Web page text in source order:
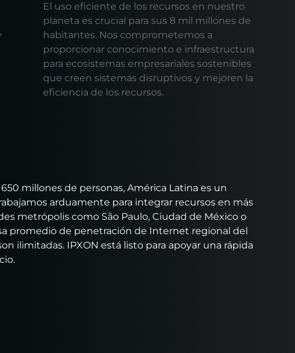
El uso eficiente de los recursos en nuestro
planeta es crucial para sus 8 mil millones de
habitantes. Nos comprometemos a
proporcionar conocimiento e infraestructura
para ecosistemas empresariales sostenibles
que creen sistemas disruptivos y mejoren la
eficiencia de los recursos.
millones de personas, América Latina es un
arduamente para integrar recursos en más
metrópolis como São Paulo, Ciudad de México o
promedio de penetración de Internet regional del
ilimitadas. IPXON está listo para apoyar una rápida